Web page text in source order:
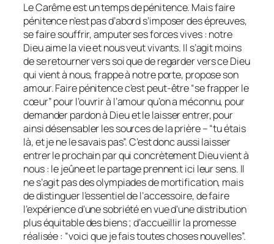
Le Carême est un temps de pénitence. Mais faire
pénitence n’est pas d’abord s’imposer des épreuves,
se faire souffrir, amputer ses forces vives : notre
Dieu aime la vie et nous veut vivants. Il s’agit moins
de se retourner vers soi que de regarder vers ce Dieu
qui vient à nous, frappe à notre porte, propose son
amour. Faire pénitence c’est peut-être “se frapper le
cœur” pour l’ouvrir à l’amour qu’on a méconnu, pour
demander pardon à Dieu et le laisser entrer, pour
ainsi désensabler les sources de la prière – “tu étais
là, et je ne le savais pas”. C’est donc aussi laisser
entrer le prochain par qui concrètement Dieu vient à
nous : le jeûne et le partage prennent ici leur sens. Il
ne s’agit pas des olympiades de mortification, mais
de distinguer l’essentiel de l’accessoire, de faire
l’expérience d’une sobriété en vue d’une distribution
plus équitable des biens ; d’accueillir la promesse
réalisée : “voici que je fais toutes choses nouvelles”.